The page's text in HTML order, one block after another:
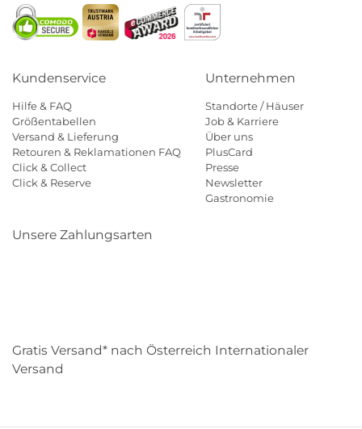
Kundenservice
Hilfe & FAQ
Größentabellen
Versand & Lieferung
Retouren & Reklamationen FAQ
Click & Collect
Click & Reserve
Unternehmen
Standorte / Häuser
Job & Karriere
Über uns
PlusCard
Presse
Newsletter
Gastronomie
Unsere Zahlungsarten
Gratis Versand* nach Österreich Internationaler
Versand